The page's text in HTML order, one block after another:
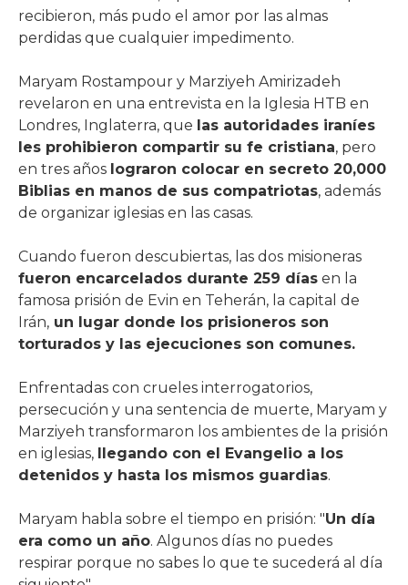
recibieron, más pudo el amor por las almas
perdidas que cualquier impedimento.
Maryam Rostampour y Marziyeh Amirizadeh
revelaron en una entrevista en la Iglesia HTB en
Londres, Inglaterra, que las autoridades iraníes
les prohibieron compartir su fe cristiana, pero
en tres años lograron colocar en secreto 20,000
Biblias en manos de sus compatriotas, además
de organizar iglesias en las casas.
Cuando fueron descubiertas, las dos misioneras
fueron encarcelados durante 259 días en la
famosa prisión de Evin en Teherán, la capital de
Irán, un lugar donde los prisioneros son
torturados y las ejecuciones son comunes.
Enfrentadas con crueles interrogatorios,
persecución y una sentencia de muerte, Maryam y
Marziyeh transformaron los ambientes de la prisión
en iglesias, llegando con el Evangelio a los
detenidos y hasta los mismos guardias.
Maryam habla sobre el tiempo en prisión: "Un día
era como un año. Algunos días no puedes
respirar porque no sabes lo que te sucederá al día